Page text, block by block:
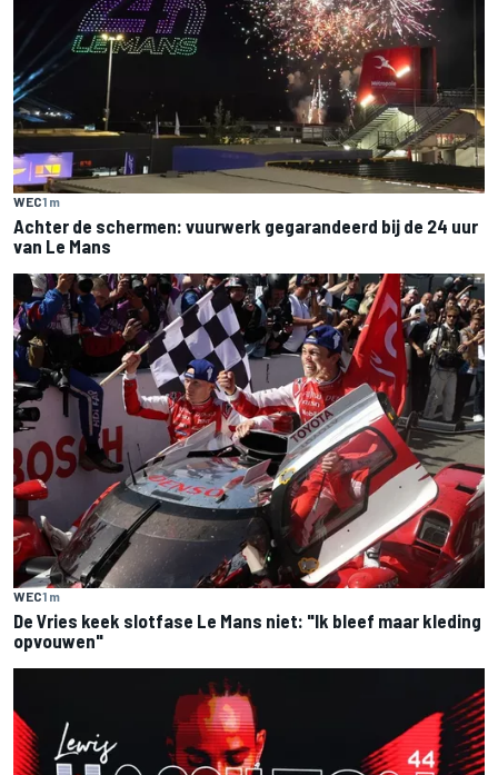
WEC1 m
Achter de schermen: vuurwerk gegarandeerd bij de 24 uur
van Le Mans
WEC1 m
De Vries keek slotfase Le Mans niet: "Ik bleef maar kleding
opvouwen"